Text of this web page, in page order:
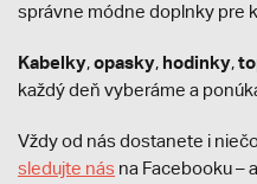
správne módne doplnky pre
Kabelky,opasky, hodinky,
každý deň vyberáme a
Vždy od nás dostanete i
sledujte nás na Facebooku –